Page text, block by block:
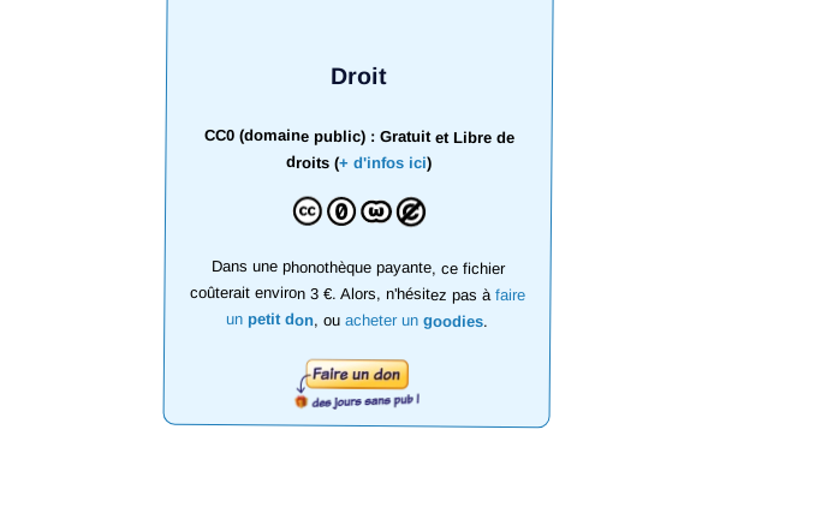
Droit
CC0 (domaine public) : Gratuit et Libre de
droits (+ d'infos ici)
Dans une phonothèque payante, ce fichier
coûterait environ 3 €. Alors, n'hésitez pas àfaire
un petit don, ouacheter ungoodies.